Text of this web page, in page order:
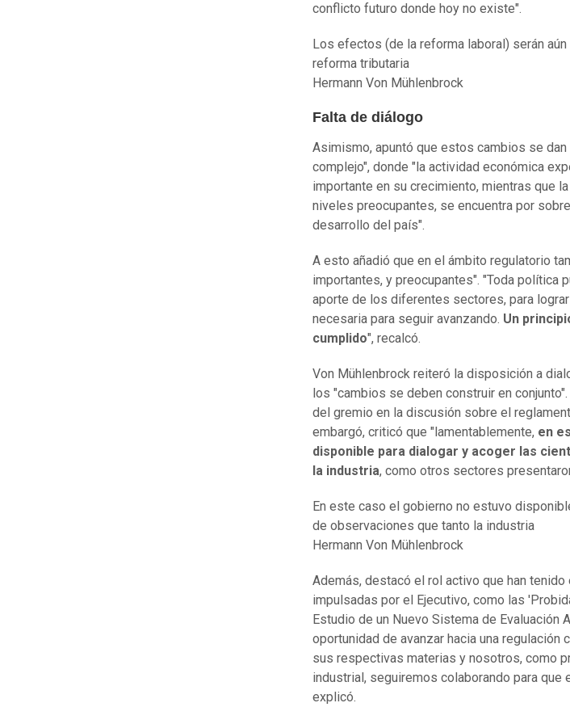
conflicto futuro donde hoy no existe".
Los efectos (de la reforma laboral) serán
reforma tributaria
Hermann Von Mühlenbrock
Falta de diálogo
Asimismo, apuntó que estos cambios se
complejo", donde "la actividad económica
importante en su crecimiento, mientras que
niveles preocupantes, se encuentra por
desarrollo del país".
A esto añadió que en el ámbito regulatorio
importantes, y preocupantes". "Toda política
aporte de los diferentes sectores, para
necesaria para seguir avanzando. Un
cumplido", recalcó.
Von Mühlenbrock reiteró la disposición a
los "cambios se deben construir en
del gremio en la discusión sobre el
embargó, criticó que "lamentablemente, en
disponible para dialogar y acoger las
la industria, como otros sectores
En este caso el gobierno no estuvo
de observaciones que tanto la industria
Hermann Von Mühlenbrock
Además, destacó el rol activo que han
impulsadas por el Ejecutivo, como las
Estudio de un Nuevo Sistema de Evaluación
oportunidad de avanzar hacia una regulación
sus respectivas materias y nosotros, como
industrial, seguiremos colaborando para que
explicó.